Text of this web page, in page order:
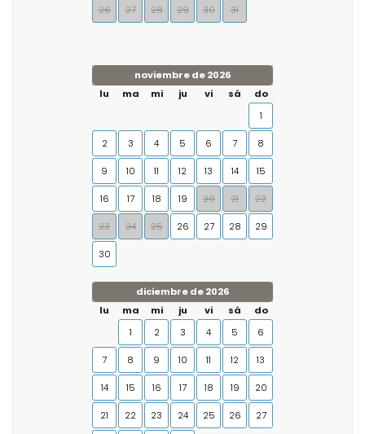
26 27 28 29 30 31
noviembre de 2026
lu
ma mi ju vi sá
do
1
2 3 4 5 6 7 8
9 10 11 12 13 14 15
16 17 18 19 20 21 22
23 24 25 26 27 28 29
30
diciembre de 2026
lu
ma mi ju vi sá
do
1
2 3 4 5 6
7 8 9 10 11 12 13
14 15 16 17 18 19 20
21 22 23 24 25 26 27